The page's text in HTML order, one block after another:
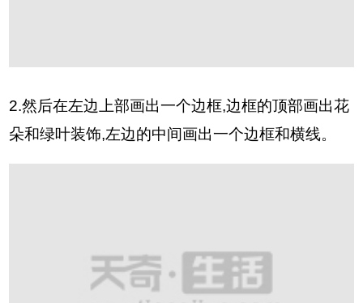
2.然后在左边上部画出一个边框,边框的顶部画出花
朵和绿叶装饰,左边的中间画出一个边框和横线。